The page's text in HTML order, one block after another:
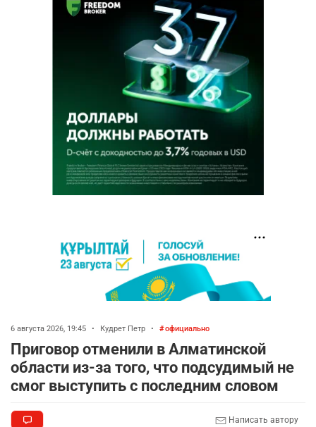
6 августа 2026, 19:45 • Кудрет Петр • официально
Приговор отменили в Алматинской
области из-за того, что подсудимый не
смог выступить с последним словом
Написать автору